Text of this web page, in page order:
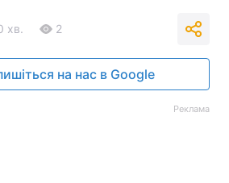
хв. 2
на нас в Google
Реклама